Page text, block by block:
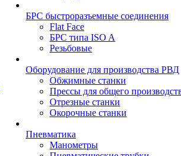
БРС быстроразъемные соединения
Flat Face
БРС типа ISO A
Резьбовые
Оборудование для производства РВД
Обжимные станки
Прессы для общего
Отрезные станки
Окорочные станки
Пневматика
Манометры